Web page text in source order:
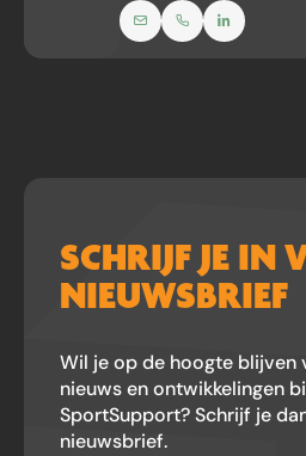
SCHRIJF JE IN
NIEUWSBRIEF
Wil je op de hoogte blijven
nieuws en ontwikkelingen
SportSupport? Schrijf je
nieuwsbrief.